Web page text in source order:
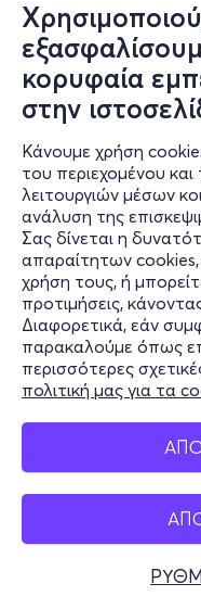
κορυφαία
στην
Κάνουμε χρήση
του περιεχομένου
λειτουργιών μέσων
ανάλυση της
Σας δίνεται η
απαραίτητων
χρήση τους, ή
προτιμήσεις,
Διαφορετικά, εάν
παρακαλούμε όπως
περισσότερες
πολιτική μας για τα